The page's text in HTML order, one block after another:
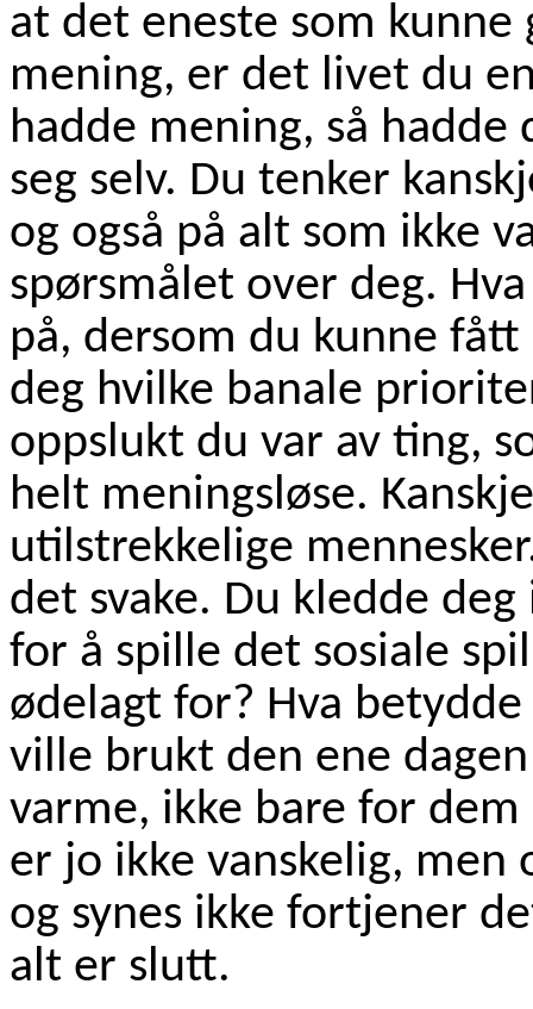
at det eneste som
mening, er det livet du
hadde mening, så hadde
seg selv. Du tenker
og også på alt som ikke
spørsmålet over deg.
på, dersom du kunne
deg hvilke banale
oppslukt du var av ting,
helt meningsløse.
utilstrekkelige
det svake. Du kledde
for å spille det sosiale
ødelagt for? Hva
ville brukt den ene
varme, ikke bare for
er jo ikke vanskelig, men
og synes ikke fortjener
alt er slutt.